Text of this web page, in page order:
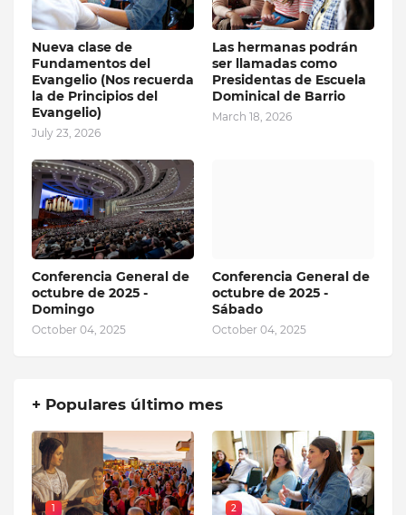
Nueva clase de
Fundamentos del
Evangelio (Nos recuerda
la de Principios del
Evangelio)
July 23, 2026
Las hermanas podrán
ser llamadas como
Presidentas de Escuela
Dominical de Barrio
March 18, 2026
Conferencia General de
octubre de 2025 -
Domingo
October 04, 2025
Conferencia General de
octubre de 2025 -
Sábado
October 04, 2025
+ Populares último mes
1 2